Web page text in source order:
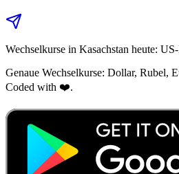
Wechselkurse in Kasachstan heute:
Genaue Wechselkurse: Dollar, Rubel,
Coded with ❤️.